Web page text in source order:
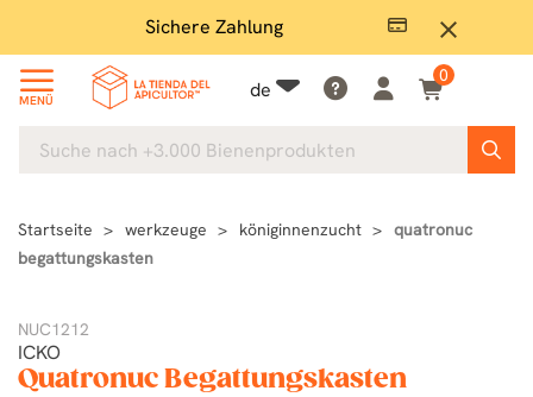
close
Sichere Zahlung
MENÜ de
0
Startseite werkzeuge königinnenzucht
quatronuc
begattungskasten
NUC1212
ICKO
Quatronuc Begattungskasten